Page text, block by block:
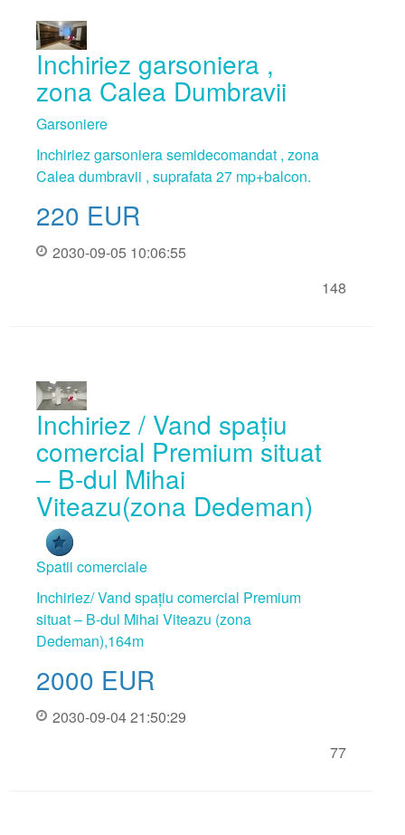
Inchiriez garsoniera ,
zona Calea Dumbravii
Garsoniere
Inchiriez garsoniera semidecomandat , zona
Calea dumbravii , suprafata 27 mp+balcon.
220 EUR
2030-09-05 10:06:55
148
Inchiriez / Vand spațiu
comercial Premium situat
– B-dul Mihai
Viteazu(zona Dedeman)
Spatii comerciale
Inchiriez/ Vand spațiu comercial Premium
situat – B-dul Mihai Viteazu (zona
Dedeman),164m
2000 EUR
2030-09-04 21:50:29
77